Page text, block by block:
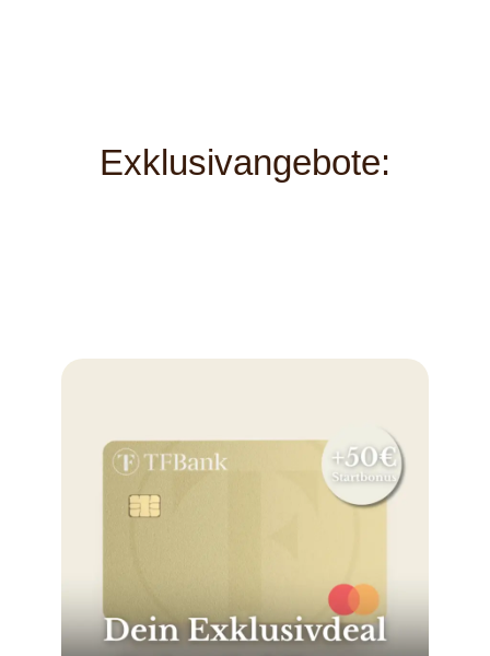
Exklusivangebote: